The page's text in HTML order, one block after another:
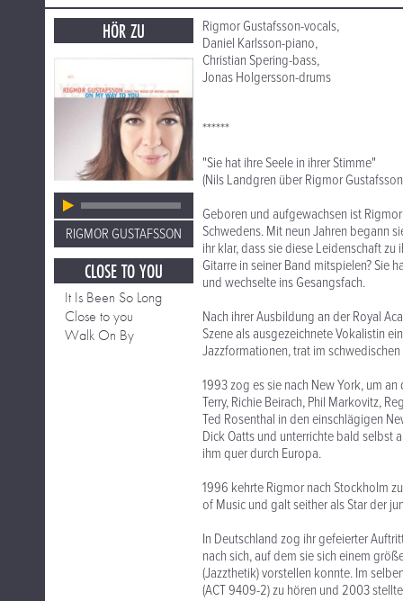
HÖR ZU
RIGMOR GUSTAFSSON
CLOSE TO YOU
It Is Been So Long
Close to you
Walk On By
Rigmor Gustafsson-vocals,
Daniel Karlsson-piano,
Christian Spering-bass,
Jonas Holgersson-drums
******
"Sie hat ihre Seele in ihrer Stimme"
(Nils Landgren über Rigmor
Geboren und aufgewachsen ist
Schwedens. Mit neun Jahren begann
ihr klar, dass sie diese Leidenschaft
Gitarre in seiner Band mitspielen? Sie
und wechselte ins Gesangsfach.
Nach ihrer Ausbildung an der Royal
Szene als ausgezeichnete Vokalistin
Jazzformationen, trat im
1993 zog es sie nach New York, um
Terry, Richie Beirach, Phil Markovitz,
Ted Rosenthal in den einschlägigen
Dick Oatts und unterrichte bald selbst
ihm quer durch Europa.
1996 kehrte Rigmor nach Stockholm
of Music und galt seither als Star der
In Deutschland zog ihr gefeierter
nach sich, auf dem sie sich einem
(Jazzthetik) vorstellen konnte. Im
(ACT 9409-2) zu hören und 2003 stellte